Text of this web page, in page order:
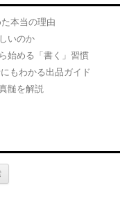
本当の理由
いのか
始める「書く」習慣
もわかる出品ガイド
髄を解説